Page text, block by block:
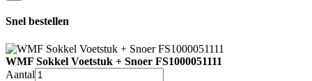
Snel bestellen
WMF Sokkel Voetstuk + Snoer FS1000051111
Aantal